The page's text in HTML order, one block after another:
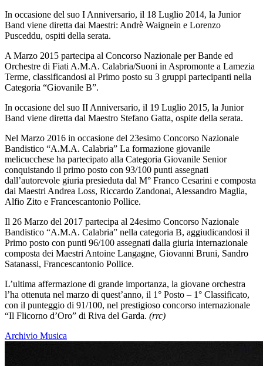
In occasione del suo I Anniversario, il 18 Luglio 2014, la Junior
Band viene diretta dai Maestri: Andrè Waignein e Lorenzo
Pusceddu, ospiti della serata.
A Marzo 2015 partecipa al Concorso Nazionale per Bande ed
Orchestre di Fiati A.M.A. Calabria/Suoni in Aspromonte a Lamezia
Terme, classificandosi al Primo posto su 3 gruppi partecipanti nella
Categoria “Giovanile B”.
In occasione del suo II Anniversario, il 19 Luglio 2015, la Junior
Band viene diretta dal Maestro Stefano Gatta, ospite della serata.
Nel Marzo 2016 in occasione del 23esimo Concorso Nazionale
Bandistico “A.M.A. Calabria” La formazione giovanile
melicucchese ha partecipato alla Categoria Giovanile Senior
conquistando il primo posto con 93/100 punti assegnati
dall’autorevole giuria presieduta dal M° Franco Cesarini e composta
dai Maestri Andrea Loss, Riccardo Zandonai, Alessandro Maglia,
Alfio Zito e Francescantonio Pollice.
Il 26 Marzo del 2017 partecipa al 24esimo Concorso Nazionale
Bandistico “A.M.A. Calabria” nella categoria B, aggiudicandosi il
Primo posto con punti 96/100 assegnati dalla giuria internazionale
composta dei Maestri Antoine Langagne, Giovanni Bruni, Sandro
Satanassi, Francescantonio Pollice.
L’ultima affermazione di grande importanza, la giovane orchestra
l’ha ottenuta nel marzo di quest’anno, il 1° Posto – 1° Classificato,
con il punteggio di 91/100, nel prestigioso concorso internazionale
“Il Flicorno d’Oro” di Riva del Garda. (rrc)
Archivio Musica